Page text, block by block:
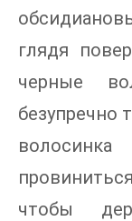
глядя
черные
безупречно
чтобы